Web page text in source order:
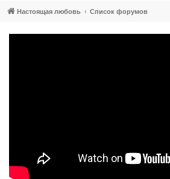
Настоящая любовь Список форумов